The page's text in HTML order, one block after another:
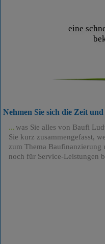
eine
Nehmen Sie sich die Zeit
was Sie alles von Baufi
Sie kurz zusammengefasst,
zum Thema Baufinanzierung
noch für Service-Leistungen